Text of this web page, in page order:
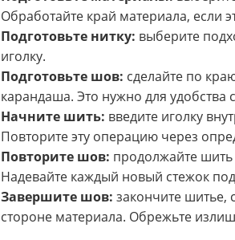
Обработайте край материала, если
Подготовьте нитку: выберите
иголку.
Подготовьте шов: сделайте по
карандаша. Это нужно для удобства
Начните шить: введите иголку
Повторите эту операцию через
Повторите шов: продолжайте
Надевайте каждый новый стежок
Завершите шов: закончите шитье,
стороне материала. Обрежьте